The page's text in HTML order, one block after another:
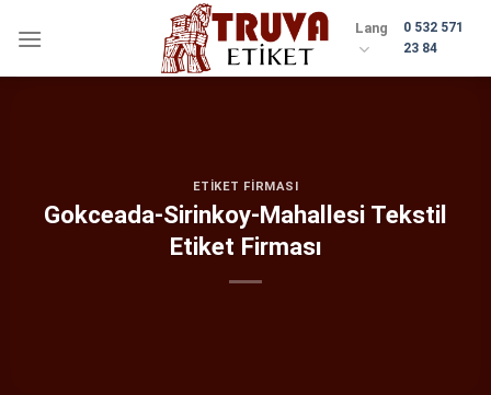
Lang
0 532 571
23 84
ETIKET FIRMASI
Gokceada-Sirinkoy-Mahallesi Tekstil
Etiket Firması